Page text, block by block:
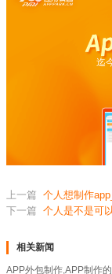
迄
上一篇 个人想制作
下一篇 个人是不是可
相关新闻
APP外包制作,APP制作